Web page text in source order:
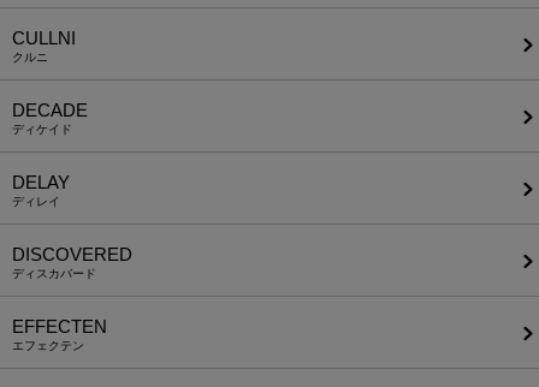
CULLNI
クルニ
DECADE
ディケイド
DELAY
ディレイ
DISCOVERED
ディスカバード
EFFECTEN
エフェクテン